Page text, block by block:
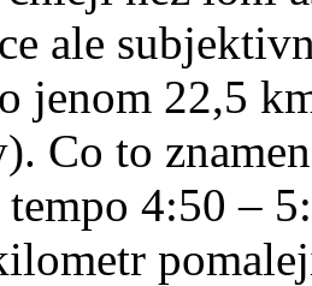
ale
jenom 22,5
Co to
tempo 4:50 –